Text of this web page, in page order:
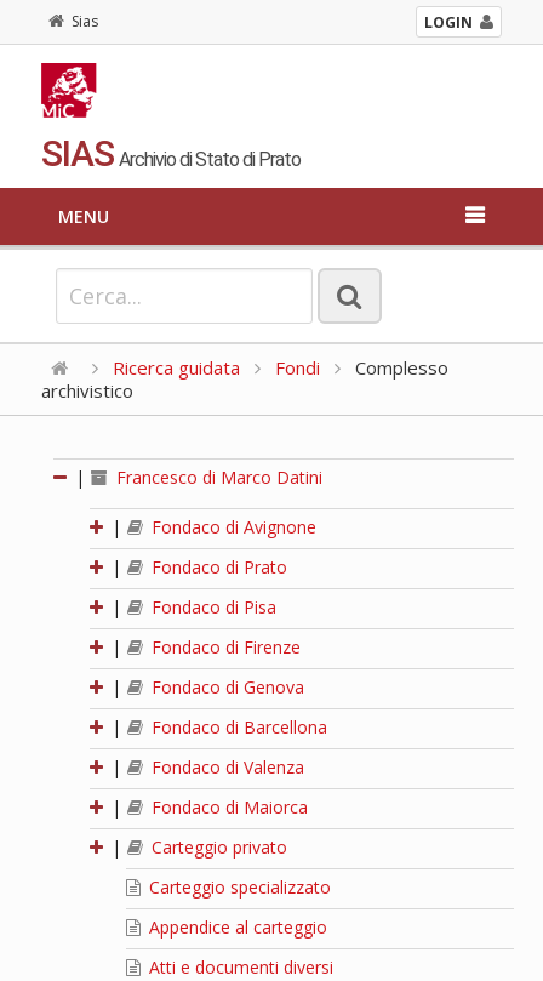
Sias LOGIN
SIAS Archivio di Stato di Prato
MENU
Ricerca guidata Fondi
Complesso
archivistico
| Francesco di Marco Datini
|
Fondaco di Avignone
|
Fondaco di Prato
|
Fondaco di Pisa
|
Fondaco di Firenze
|
Fondaco di Genova
|
Fondaco di Barcellona
|
Fondaco di Valenza
|
Fondaco di Maiorca
|
Carteggio privato
Carteggio specializzato
Appendice al carteggio
Atti e documenti diversi